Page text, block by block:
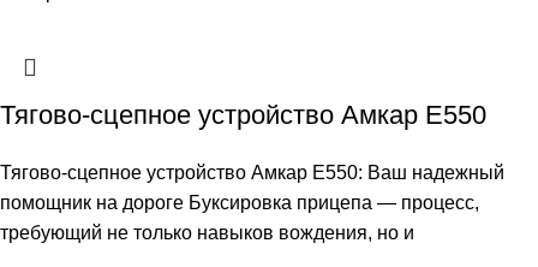
Тягово-сцепное устройство Амкар E550
Тягово-сцепное устройство Амкар E550: Ваш надежный
помощник на дороге Буксировка прицепа — процесс,
требующий не только навыков вождения, но и